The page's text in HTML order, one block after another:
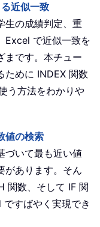
近似一致
生の成績判定、重
Excel で近似一致を
まです。本チュー
ために INDEX 関数
う方法をわかりや
値の検索
づいて最も近い値
があります。そん
関数、そして IF 関
すばやく実現でき